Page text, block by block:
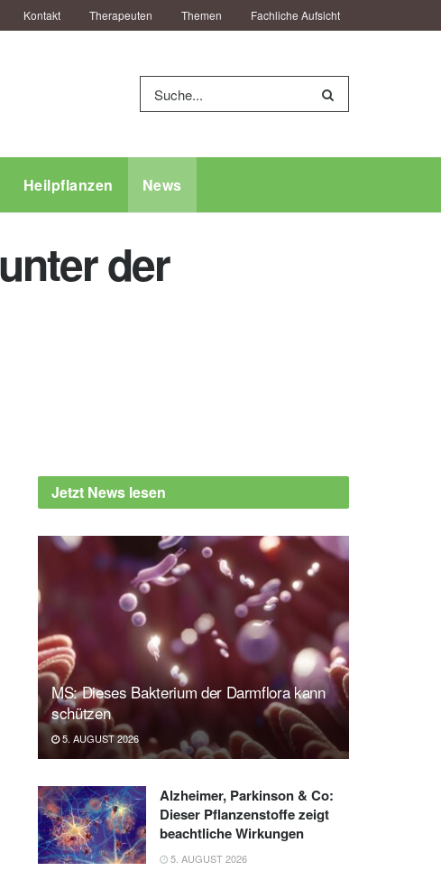
Kontakt Therapeuten Themen Fachliche Aufsicht
Heilpflanzen News
der
Jetzt News lesen
MS: Dieses Bakterium der Darmflora kann
schützen
5. AUGUST 2026
Alzheimer, Parkinson & Co:
Dieser Pflanzenstoffe zeigt
beachtliche Wirkungen
5. AUGUST 2026